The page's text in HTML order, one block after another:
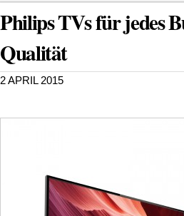
Philips TVs für jedes
Qualität
2 APRIL 2015